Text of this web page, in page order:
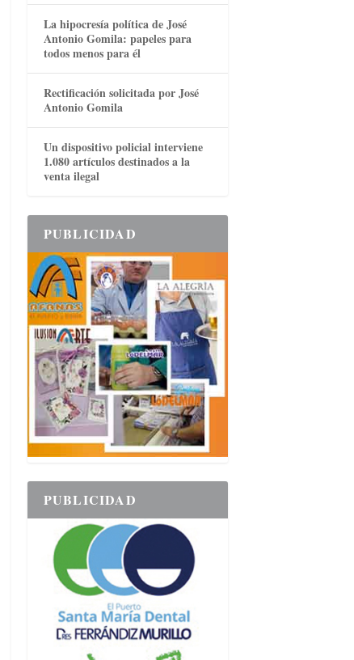
La hipocresía política de José
Antonio Gomila: papeles para
todos menos para él
Rectificación solicitada por José
Antonio Gomila
Un dispositivo policial interviene
1.080 artículos destinados a la
venta ilegal
PUBLICIDAD
PUBLICIDAD